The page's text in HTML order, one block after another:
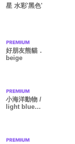
星 水彩'黑色'
好朋友熊貓．
beige
小海洋動物 /
light blue